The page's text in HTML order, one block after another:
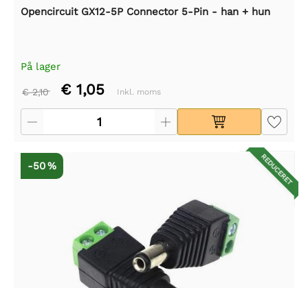
Opencircuit GX12-5P Connector 5-Pin - han + hun
På lager
€ 2,10 € 1,05 Inkl. moms
REDUCERET
-50 %